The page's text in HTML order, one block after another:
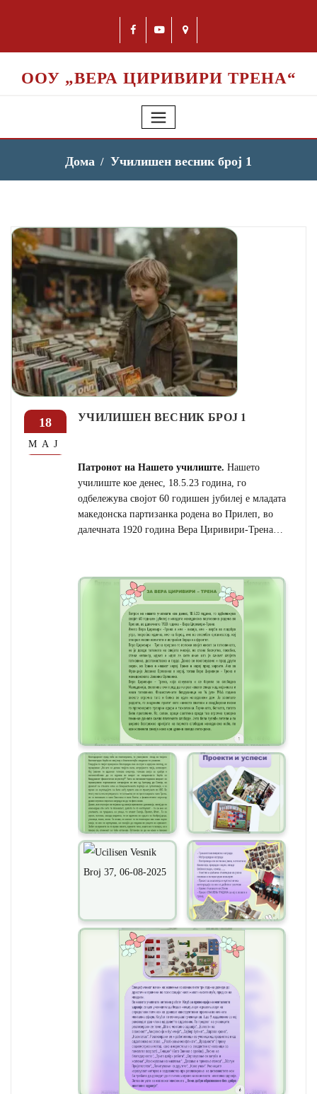
ООУ „ВЕРА ЦИРИВИРИ ТРЕНА“
Дома Училишен весник број 1
18
МАЈ
УЧИЛИШЕН ВЕСНИК БРОЈ 1
Патронот на Нашето училиште.Нашето
училиште кое денес, 18.5.23 година, го
одбележува својот 60 годишен јубилеј е младата
македонска партизанка родена во Прилеп, во
далечната 1920 година Вера Циривири-Трена…